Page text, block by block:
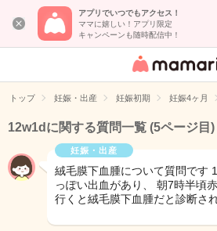
アプリでいつでもアクセス！
ママに嬉しい！アプリ限定
キャンペーンも随時配信中！
女性専用匿名QA
イト
トップ 妊娠・出産 妊娠初期 妊娠4ヶ月
12w1dに関する質問一覧 (5ページ目)
妊娠・出産
絨毛膜下血腫について質問です
っぽい出血があり、 朝7時半頃
行くと絨毛膜下血腫だと診断さ